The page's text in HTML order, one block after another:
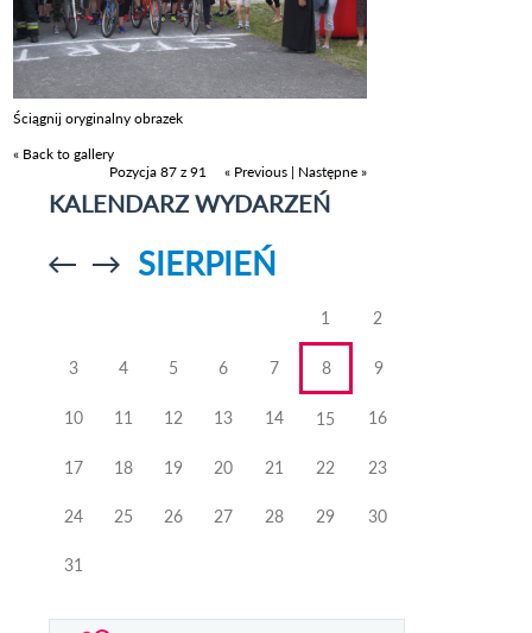
Ściągnij oryginalny obrazek
« Back to gallery
Pozycja 87 z 91
« Previous | Następne »
KALENDARZ WYDARZEŃ
Przejdź doPrzejdź do
SIERPIEŃ
1 2
3 4 5 6 7 8 9
10 11 12 13 14 15 16
17 18 19 20 21 22 23
24 25 26 27 28 29 30
31